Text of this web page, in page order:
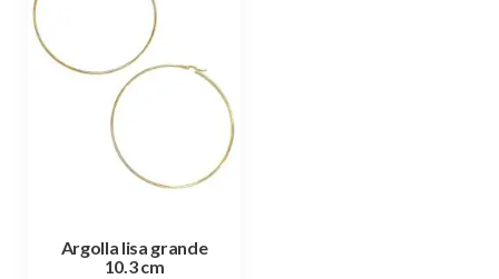
Argolla lisa grande
10.3 cm